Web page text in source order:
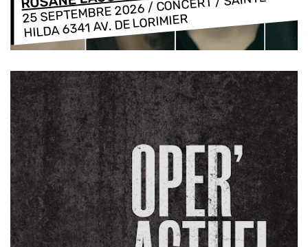
25 SEPTEMBRE 2026
HILDA 6341 AV. DE LORIMIER